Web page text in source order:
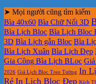
➤ Mọi người cũng tìm kiếm
Bìa 40x60 Bìa Chữ Nổi 3D
Bìa Lịch Bloc Bìa Lịch Bloc
3D Bìa Lịch gắn Bloc Bìa
Bìa Lịch Xuân Bìa Lịch Đẹp
Gia Công Bìa Lịch BLoc
2026 Giá Lịch Bloc Treo Tường In
Rẻ In Lịch Bloc Đẹp Kích